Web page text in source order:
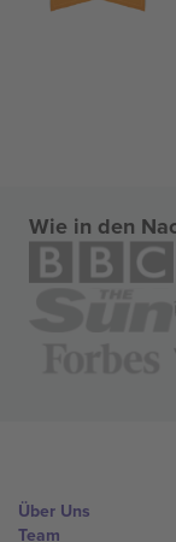
Wie in den
Über Uns
Team